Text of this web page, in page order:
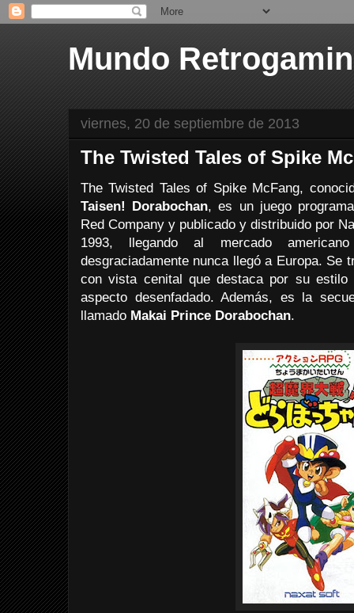
Mundo
viernes, 20 de septiembre de 2013
The Twisted Tales of Spike
The Twisted Tales of Spike McFang,
Taisen! Dorabochan, es un juego
Red Company y publicado y distribuido por
1993, llegando al mercado
desgraciadamente nunca llegó a Europa. Se
con vista cenital que destaca por su
aspecto desenfadado. Además, es la
llamado Makai Prince Dorabochan.